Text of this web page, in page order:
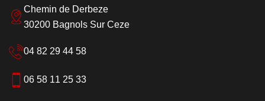
Chemin de Derbeze
30200 Bagnols Sur Ceze
04 82 29 44 58
06 58 11 25 33